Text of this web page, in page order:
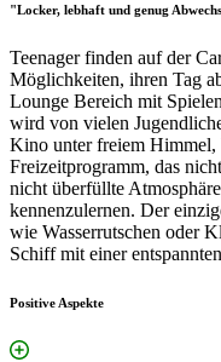
"Locker, lebhaft und genug
Teenager finden auf der
Möglichkeiten, ihren Tag
Lounge Bereich mit
wird von vielen
Kino unter freiem Himmel,
Freizeitprogramm, das
nicht überfüllte
kennenzulernen. Der
wie Wasserrutschen oder
Schiff mit einer
Positive Aspekte